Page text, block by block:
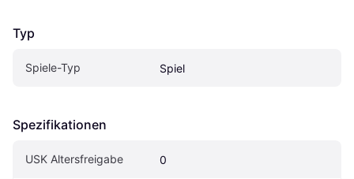
Typ
Spiele-Typ Spiel
Spezifikationen
USK Altersfreigabe 0